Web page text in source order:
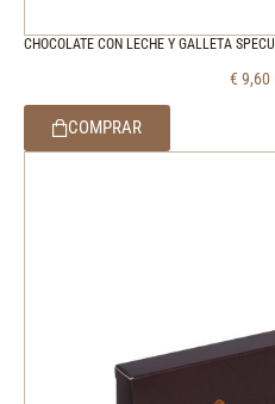
CHOCOLATE CON LECHE Y GALLETA
€ 9,60
COMPRAR